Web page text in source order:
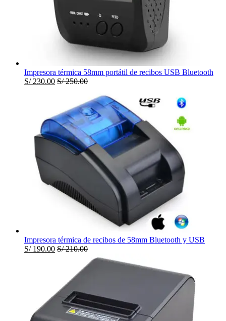
Impresora térmica 58mm portátil de recibos USB Bluetooth
S/230.00 S/250.00
Impresora térmica de recibos de 58mm Bluetooth y USB
S/190.00 S/210.00